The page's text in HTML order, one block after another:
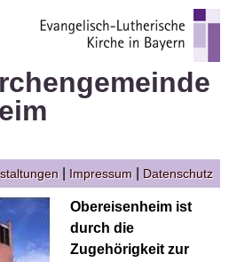
Impressum Datenschutz
Obereisenheim ist
durch die
Zugehörigkeit zur